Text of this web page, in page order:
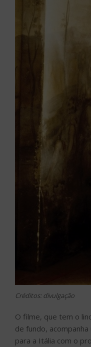
Créditos: divulgação
O filme, que tem o
de fundo,
para a Itália com o